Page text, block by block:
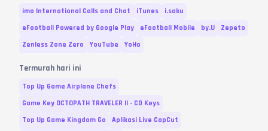
imo International Calls and Chat iTunes
i.saku
eFootball Powered by Google Play
eFootball Mobile by.U
Zepeto
Zenless Zone Zero
YouTube YoHo
Termurah hari ini
Top Up Game Airplane Chefs
Game Key OCTOPATH TRAVELER II - CD Keys
Top Up Game Kingdom Go
Aplikasi Live CapCut